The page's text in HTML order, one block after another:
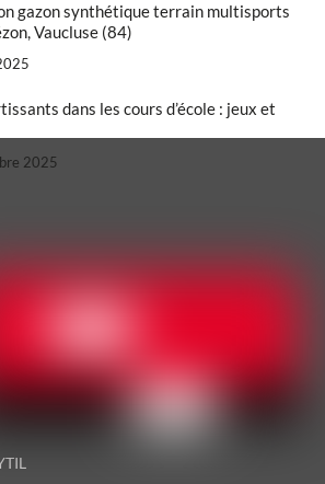
gazon synthétique terrain multisports
Vaucluse (84)
dans les cours d’école : jeux et
2025
Top